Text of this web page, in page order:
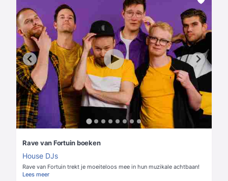
Rave van Fortuin boeken
House DJs
Rave van Fortuin trekt je moeiteloos mee in hun muzikale achtbaan!
Lees meer